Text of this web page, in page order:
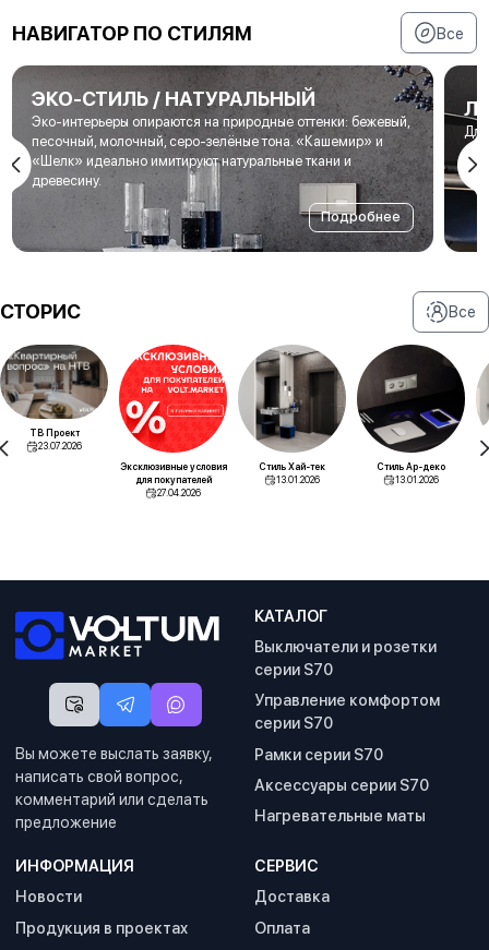
НАВИГАТОР ПО СТИЛЯМ Все
ЭКО-СТИЛЬ / НАТУРАЛЬНЫЙ
Эко-интерьеры опираются на природные оттенки: бежевый,
песочный, молочный, серо-зелёные тона. «Кашемир» и
«Шелк» идеально имитируют натуральные ткани и
древесину.
Подробнее
Для
СТОРИС Все
ТВ Проект
23.07.2026
Эксклюзивные условия
для покупателей
27.04.2026
Стиль Хай-тек
13.01.2026
Стиль Ар-деко
13.01.2026
Вы можете выслать заявку,
написать свой вопрос,
комментарий или сделать
предложение
КАТАЛОГ
Выключатели и розетки
серии S70
Управление комфортом
серии S70
Рамки серии S70
Аксессуары серии S70
Нагревательные маты
ИНФОРМАЦИЯ
Новости
Продукция в проектах
СЕРВИС
Доставка
Оплата